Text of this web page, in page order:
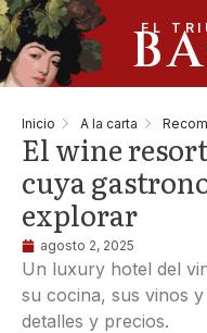
EL
Inicio A la carta
El wine
cuya
explorar
agosto 2, 2025
Un luxury hotel del
su cocina, sus vinos
detalles y precios.